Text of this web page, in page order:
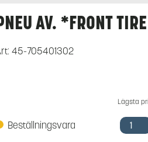
AV. *FRONT TIRE
45-705401302
Lägsta
Beställningsvara PNEU
AV.